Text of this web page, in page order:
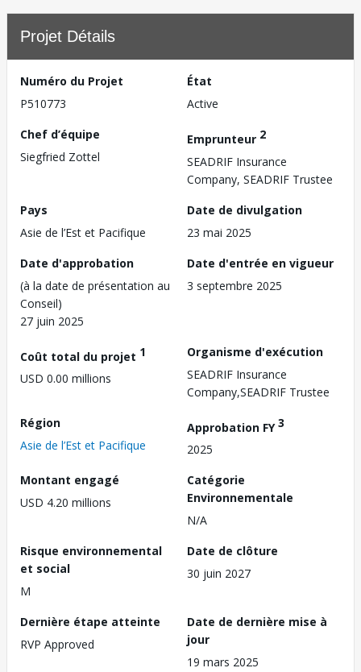
Projet Détails
Numéro du Projet
P510773
État
Active
Chef d’équipe
Siegfried Zottel
Emprunteur 2
SEADRIF Insurance
Company, SEADRIF Trustee
Pays
Asie de l’Est et Pacifique
Date de divulgation
23 mai 2025
Date d'approbation
(à la date de présentation au
Conseil)
27 juin 2025
Date d'entrée en vigueur
3 septembre 2025
Coût total du projet 1
USD 0.00 millions
Organisme d'exécution
SEADRIF Insurance
Company,SEADRIF Trustee
Région
Asie de l’Est et Pacifique
Approbation FY3
2025
Montant engagé
USD 4.20 millions
Catégorie
Environnementale
N/A
Risque environnemental
et social
M
Date de clôture
30 juin 2027
Dernière étape atteinte
RVP Approved
Date de dernière mise à
jour
19 mars 2025